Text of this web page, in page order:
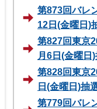
第873回バレ
12日(金曜日)
第827回東京
月6日(金曜日
第828回東京
日(金曜日)抽
第779回バレ